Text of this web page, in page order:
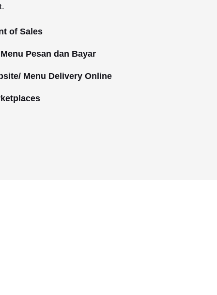
of Sales
Pesan dan Bayar
Menu Delivery Online